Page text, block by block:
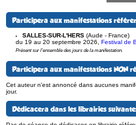
Participera aux manifestations
SALLES-SUR-L'HERS (Aude - France)
du 19 au 20 septembre 2026
Festival de
Présent sur l'ensemble des jours de la manifestation.
Participera aux manifestations NON
Cet auteur n'est annoncé dans aucunes
jour.
Dédicacera dans les librairies